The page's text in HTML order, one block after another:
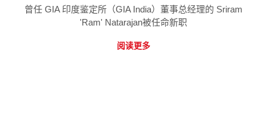
曾任 GIA 印度鉴定所（GIA India）董事总经理的 Sriram
'Ram' Natarajan被任命新职
阅读更多